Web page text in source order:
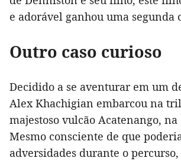
e adorável ganhou uma segunda
Outro caso curioso
Decidido a se aventurar em um
Alex Khachigian embarcou na
majestoso vulcão Acatenango, na
Mesmo consciente de que
adversidades durante o